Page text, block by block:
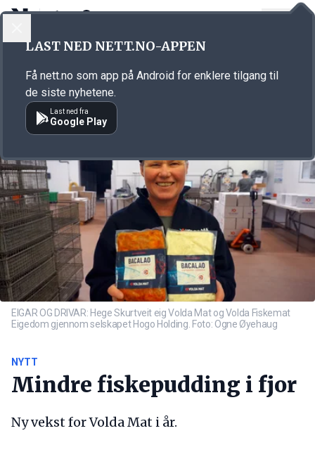
Annonsørinnhold
EIGAR OG DRIVAR: Hege Skurtveit eig Volda Mat og Volda Fiskemat
Eigedom gjennom selskapet Hogo Holding. Foto: Ogne Øyehaug
NYTT
Mindre fiskepudding i fjor
Ny vekst for Volda Mat i år.
LAST NED NETT.NO-APPEN
Få nett.no som app på Android for enklere tilgang til
de siste nyhetene.
Last ned fra
Google Play